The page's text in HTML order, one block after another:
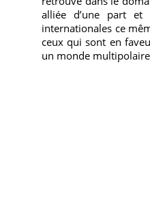
alliée d’une part et
internationales ce
ceux qui sont en
un monde